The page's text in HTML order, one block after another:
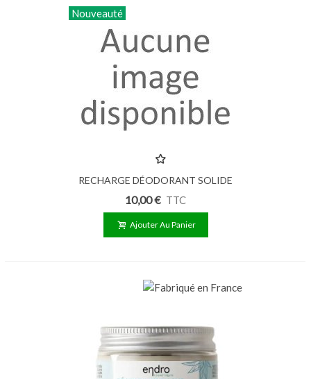
Nouveauté
RECHARGE DÉODORANT SOLIDE
ÉCLAT DE SOLEIL 50G
10,00 € TTC
Ajouter Au Panier